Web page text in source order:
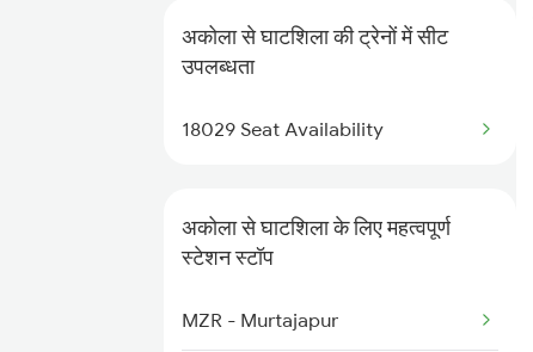
12130 Azad Hind Exp
1439 Pune Ami Special
1137 Ngp Adi Sf Spl
1138 Adi Ngp Sf Spl
अकोला से घाटशिला की ट्रेनों में सीट
उपलब्धता
18029 Seat Availability
अकोला से घाटशिला के लिए महत्वपूर्ण
स्टेशन स्टॉप
MZR - Murtajapur